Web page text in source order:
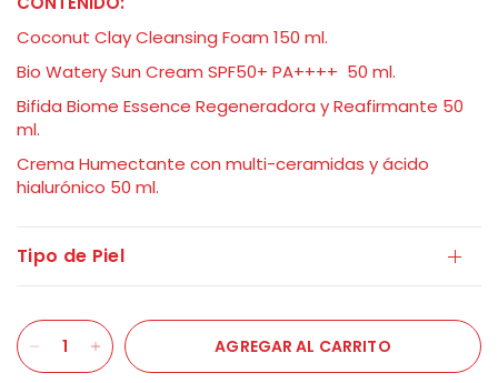
Coconut Clay Cleansing Foam 150 ml.
Bio Watery Sun Cream SPF50+ PA++++ 50 ml.
Bifida Biome Essence Regeneradora y Reafirmante 50
ml.
Crema Humectante con multi-ceramidas y ácido
hialurónico 50 ml.
Tipo de Piel
AGREGAR AL CARRITO